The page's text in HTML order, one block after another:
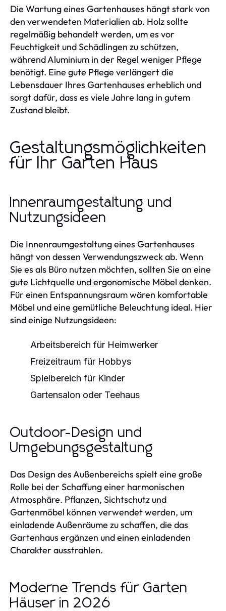
Die Wartung eines Gartenhauses hängt stark von
den verwendeten Materialien ab. Holz sollte
regelmäßig behandelt werden, um es vor
Feuchtigkeit und Schädlingen zu schützen,
während Aluminium in der Regel weniger Pflege
benötigt. Eine gute Pflege verlängert die
Lebensdauer Ihres Gartenhauses erheblich und
sorgt dafür, dass es viele Jahre lang in gutem
Zustand bleibt.
Gestaltungsmöglichkeiten
für Ihr Garten Haus
Innenraumgestaltung und
Nutzungsideen
Die Innenraumgestaltung eines Gartenhauses
hängt von dessen Verwendungszweck ab. Wenn
Sie es als Büro nutzen möchten, sollten Sie an eine
gute Lichtquelle und ergonomische Möbel denken.
Für einen Entspannungsraum wären komfortable
Möbel und eine gemütliche Beleuchtung ideal. Hier
sind einige Nutzungsideen:
Arbeitsbereich für Heimwerker
Freizeitraum für Hobbys
Spielbereich für Kinder
Gartensalon oder Teehaus
Outdoor-Design und
Umgebungsgestaltung
Das Design des Außenbereichs spielt eine große
Rolle bei der Schaffung einer harmonischen
Atmosphäre. Pflanzen, Sichtschutz und
Gartenmöbel können verwendet werden, um
einladende Außenräume zu schaffen, die das
Gartenhaus ergänzen und einen einladenden
Charakter ausstrahlen.
Moderne Trends für Garten
Häuser in 2026